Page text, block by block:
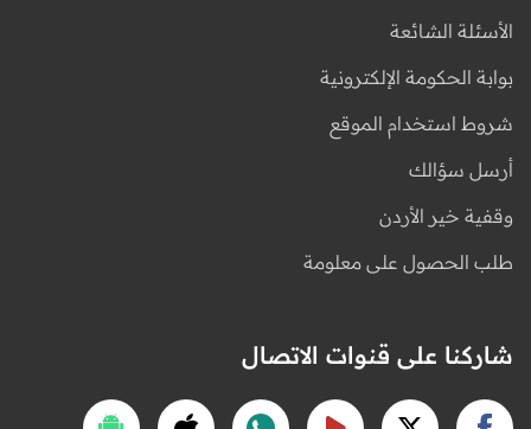
الأسئلة الشائعة
بوابة الحكومة الإلكترونية
شروط استخدام الموقع
أرسل سؤالك
وقفية خير الأردن
طلب الحصول على معلومة
شاركنا على قنوات الاتصال